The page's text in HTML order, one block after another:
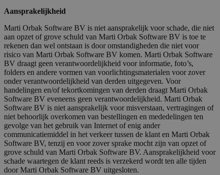
Aansprakelijkheid
Marti Orbak Software BV is niet aansprakelijk voor schade, die niet
aan opzet of grove schuld van Marti Orbak Software BV is toe te
rekenen dan wel ontstaan is door omstandigheden die niet voor
risico van Marti Orbak Software BV komen. Marti Orbak Software
BV draagt geen verantwoordelijkheid voor informatie, foto’s,
folders en andere vormen van voorlichtingsmaterialen voor zover
onder verantwoordelijkheid van derden uitgegeven. Voor
handelingen en/of tekortkomingen van derden draagt Marti Orbak
Software BV eveneens geen verantwoordelijkheid. Marti Orbak
Software BV is niet aansprakelijk voor misverstaan, vertragingen of
niet behoorlijk overkomen van bestellingen en mededelingen ten
gevolge van het gebruik van Internet of enig ander
communicatiemiddel in het verkeer tussen de klant en Marti Orbak
Software BV, tenzij en voor zover sprake mocht zijn van opzet of
grove schuld van Marti Orbak Software BV. Aansprakelijkheid voor
schade waartegen de klant reeds is verzekerd wordt ten alle tijden
door Marti Orbak Software BV uitgesloten.
ASP.NET_SessionId
www.bakkerijstroet.nl
CookieScriptConsent
CookieScript
www.bakkerijstroet.nl
3 maanden